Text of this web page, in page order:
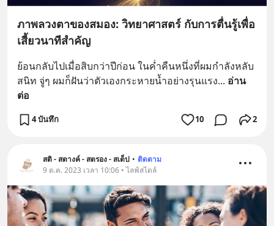
ภาพลวงตาของสมอง: วิทยาศาสตร์ กับการตื่นรู้เพื่อ
เสี้ยวนาทีสำคัญ
ย้อนกลับไปเมื่อสิบกว่าปีก่อน ในค่ำคืนหนึ่งที่ผมกำลังหลับ
สนิท จู่ๆ ผมก็ฝันว่าตัวเองกระหายน้ำอย่างรุนแรง... อ่าน
ต่อ
4 บันทึก 10 2
สติ - สตางค์ - สตรอง - สเต็ป • ติดตาม
9 ต.ค. 2023 เวลา 10:06 • ไลฟ์สไตล์